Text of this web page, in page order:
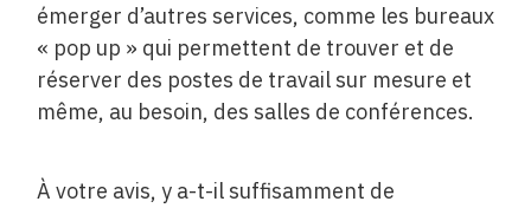
émerger d’autres services, comme les bureaux
« pop up » qui permettent de trouver et de
réserver des postes de travail sur mesure et
même, au besoin, des salles de conférences.
À votre avis, y a-t-il suffisamment de